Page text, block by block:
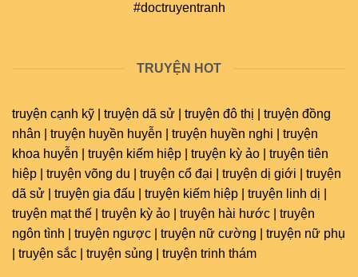
#doctruyentranh
TRUYỆN HOT
truyện cạnh kỹ | truyện dã sử | truyện đô thị | truyện đồng
nhân | truyện huyền huyễn | truyện huyền nghi | truyện
khoa huyễn | truyện kiếm hiệp | truyện kỳ ảo | truyện tiên
hiệp | truyện võng du | truyện cổ đại | truyện dị giới | truyện
dã sử | truyện gia đấu | truyện kiếm hiệp | truyện linh dị |
truyện mạt thế | truyện kỳ ảo | truyện hài hước | truyện
ngôn tình | truyện ngược | truyện nữ cường | truyện nữ phụ
| truyện sắc | truyện sủng | truyện trinh thám